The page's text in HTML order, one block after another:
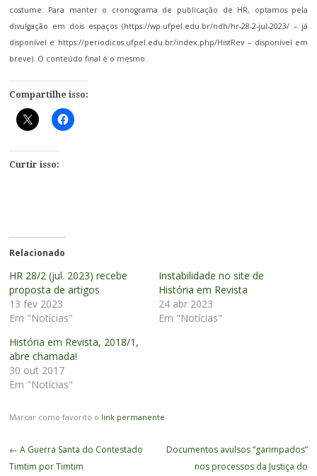
costume. Para manter o cronograma de publicação de HR, optamos pela
divulgação em dois espaços (https://wp.ufpel.edu.br/ndh/hr-28-2-jul-2023/ – já
disponível e https://periodicos.ufpel.edu.br/index.php/HistRev – disponível em
breve). O conteúdo final é o mesmo.
Compartilhe isso:
Curtir isso:
Relacionado
HR 28/2 (jul. 2023) recebe
proposta de artigos
13 fev 2023
Em "Notícias"
Instabilidade no site de
História em Revista
24 abr 2023
Em "Notícias"
História em Revista, 2018/1,
abre chamada!
30 out 2017
Em "Notícias"
Marcar como favorito o link permanente
Navegação
de
← A Guerra Santa do Contestado
Timtim por Timtim
Documentos avulsos “garimpados”
nos processos da Justiça do